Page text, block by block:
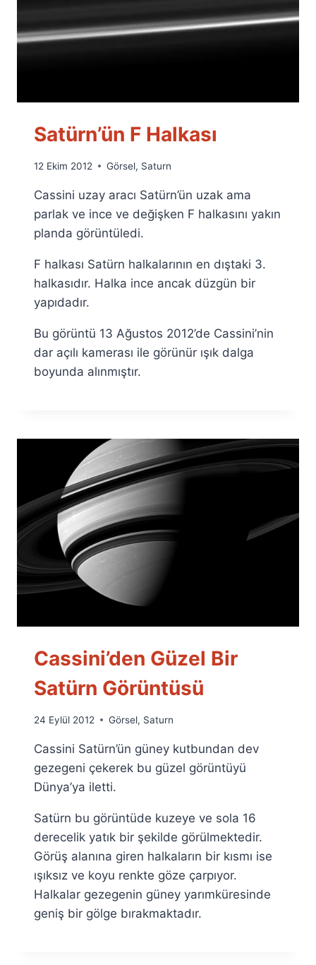
Satürn’ün F Halkası
By
Fuat
Özyar
12 Ekim 2012 Görsel, Saturn
Cassini uzay aracı Satürn’ün uzak ama
parlak ve ince ve değişken F halkasını yakın
planda görüntüledi.
F halkası Satürn halkalarının en dıştaki 3.
halkasıdır. Halka ince ancak düzgün bir
yapıdadır.
Bu görüntü 13 Ağustos 2012’de Cassini’nin
dar açılı kamerası ile görünür ışık dalga
boyunda alınmıştır.
Cassini’den Güzel Bir
Satürn Görüntüsü
By
Fuat
Özyar
24 Eylül 2012 Görsel, Saturn
Cassini Satürn’ün güney kutbundan dev
gezegeni çekerek bu güzel görüntüyü
Dünya’ya iletti.
Satürn bu görüntüde kuzeye ve sola 16
derecelik yatık bir şekilde görülmektedir.
Görüş alanına giren halkaların bir kısmı ise
ışıksız ve koyu renkte göze çarpıyor.
Halkalar gezegenin güney yarımküresinde
geniş bir gölge bırakmaktadır.